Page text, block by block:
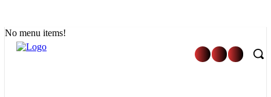
No menu items!